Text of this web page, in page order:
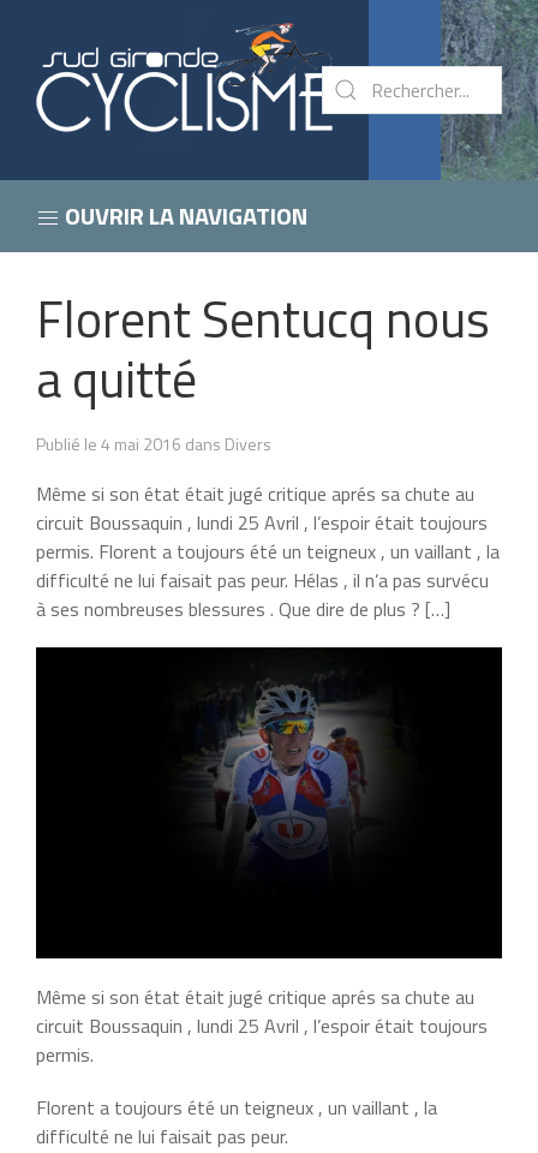
OUVRIR LA NAVIGATION
Florent Sentucq nous
a quitté
Publié le 4 mai 2016 dans Divers
Même si son état était jugé critique aprés sa chute au
circuit Boussaquin , lundi 25 Avril , l’espoir était toujours
permis. Florent a toujours été un teigneux , un vaillant , la
difficulté ne lui faisait pas peur. Hélas , il n’a pas survécu
à ses nombreuses blessures . Que dire de plus ? […]
Même si son état était jugé critique aprés sa chute au
circuit Boussaquin , lundi 25 Avril , l’espoir était toujours
permis.
Florent a toujours été un teigneux , un vaillant , la
difficulté ne lui faisait pas peur.